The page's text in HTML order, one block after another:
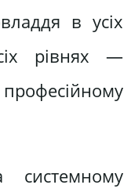
в усіх
рівнях —
системному